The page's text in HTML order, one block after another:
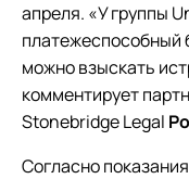
апреля. «У группы
платежеспособный
можно взыскать
комментирует
Stonebridge Legal
Согласно